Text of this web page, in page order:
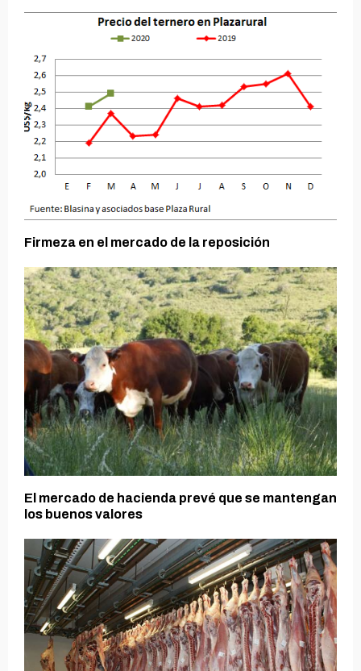
Firmeza en el mercado de la reposición
El mercado de hacienda prevé que se mantengan
los buenos valores